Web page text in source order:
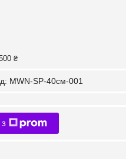
₴
MWN-SP-40см-001